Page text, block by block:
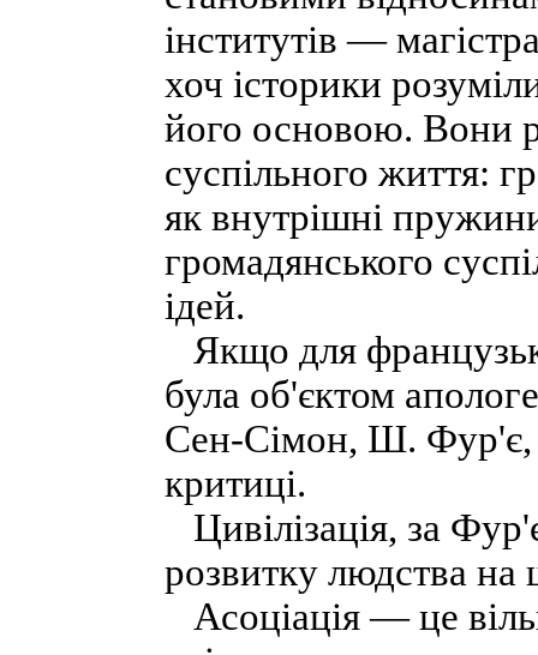
інститутів —
хоч історики
його основою. Вони
суспільного життя:
як внутрішні
громадянського
ідей.
Якщо для
була об'єктом
Сен-Сімон, Ш. Фур'є,
критиці.
Цивілізація, за
розвитку людства на
Асоціація — це